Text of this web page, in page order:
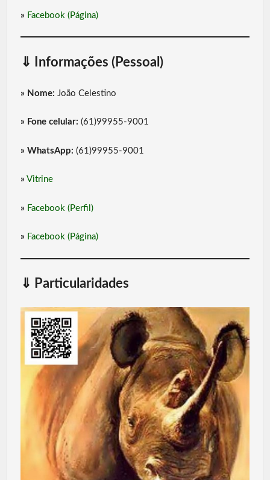
» Facebook (Página)
⇓ Informações (Pessoal)
» Nome: João Celestino
» Fone celular: (61)99955-9001
» WhatsApp: (61)99955-9001
» Vitrine
» Facebook (Perfil)
» Facebook (Página)
⇓ Particularidades